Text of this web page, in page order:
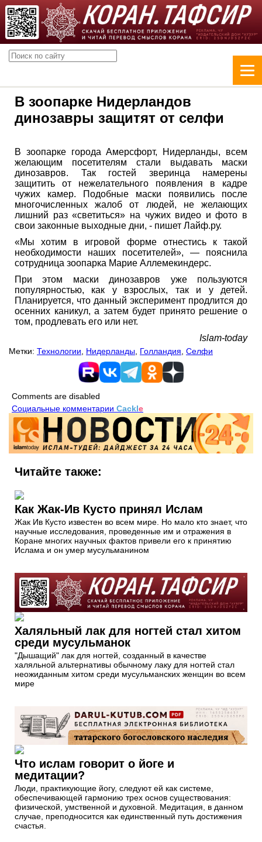
В зоопарке Нидерландов
динозавры защитят от селфи
В зоопарке города Амерсфорт, Нидерланды, всем
желающим посетителям стали выдавать маски
динозавров. Так гостей зверинца намерены
защитить от нежелательного появления в кадре
чужих камер. Подобные маски появились после
многочисленных жалоб от людей, не желающих
лишний раз «светиться» на чужих видео и фото в
свои законные выходные дни, - пишет Лайф.ру.
«Мы хотим в игровой форме отнестись к такой
необходимости наших посетителей», — пояснила
сотрудница зоопарка Марие Аллемекиндерс.
При этом маски динозавров уже пользуются
популярностью, как у взрослых, так и у детей.
Планируется, что данный эксперимент продлится до
осенних каникул, а затем будет принято решение о
том, продлевать его или нет.
Islam-today
Метки: Технологии Нидерланды Голландия Селфи
Comments are disabled
Социальные комментарии Cackle
Читайте также:
Как Жак-Ив Кусто принял Ислам
Жак Ив Кусто известен во всем мире. Но мало кто знает, что
научные исследования, проведенные им и отражения в
Коране многих научных фактов привели его к принятию
Ислама и он умер мусульманином
Халяльный лак для ногтей стал хитом
среди мусульманок
"Дышащий" лак для ногтей, созданный в качестве
халяльной альтернативы обычному лаку для ногтей стал
неожиданным хитом среди мусульманских женщин во всем
мире
Что ислам говорит о йоге и
медитации?
Люди, практикующие йогу, следуют ей как системе,
обеспечивающей гармонию трех основ существования:
физической, умственной и духовной. Медитация, в данном
случае, преподносится как единственный путь достижения
счастья.